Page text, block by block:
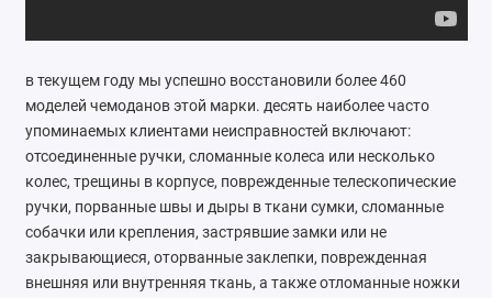
в текущем году мы успешно восстановили более 460
моделей чемоданов этой марки. десять наиболее часто
упоминаемых клиентами неисправностей включают:
отсоединенные ручки, сломанные колеса или несколько
колес, трещины в корпусе, поврежденные телескопические
ручки, порванные швы и дыры в ткани сумки, сломанные
собачки или крепления, застрявшие замки или не
закрывающиеся, оторванные заклепки, поврежденная
внешняя или внутренняя ткань, а также отломанные ножки